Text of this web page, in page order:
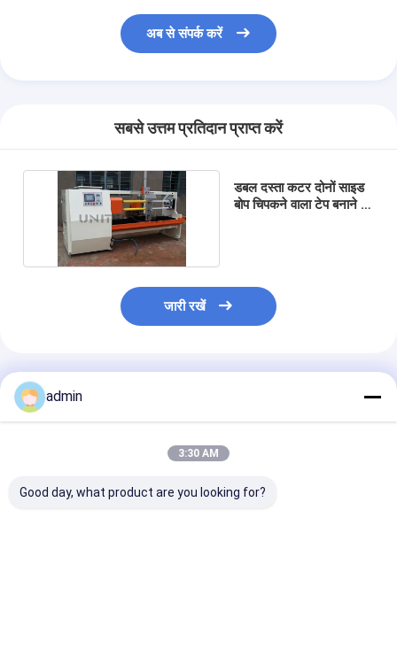
अब से संपर्क करें
सबसे उत्तम प्रतिदान प्राप्त करें
डबल दस्ता कटर दोनों साइड
बोप चिपकने वाला टेप बनाने की
जारी रखें
अनुशंसित उत्पाद
admin
3:30 AM
Good day, what product are you looking for?